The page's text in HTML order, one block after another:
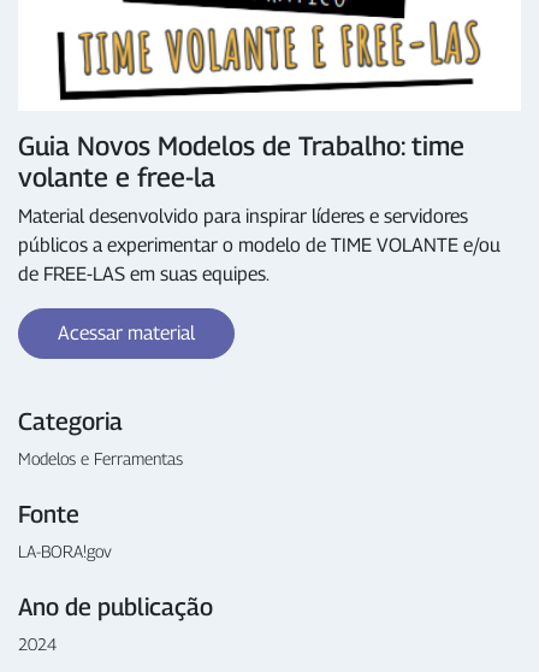
Categoria
Modelos e Ferramentas
Fonte
LA-BORA!gov
Ano de publicação
2024
Guia Novos Modelos de Trabalho: time
volante e free-la
Material desenvolvido para inspirar líderes e servidores
públicos a experimentar o modelo de TIME VOLANTE e/ou
de FREE-LAS em suas equipes.
Acessar material